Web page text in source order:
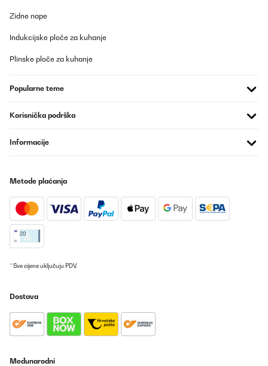
Prevedi
Lieferung und Abwicklung.
Sehr gut
Amazon-Benutzer
Prevedi
genau richtig. Sehr leise, man hört ihn nicht
Amazon-Benutzer
Zidne nape
Indukcijske ploče za kuhanje
Plinske ploče za kuhanje
Popularne teme
Korisnička podrška
Informacije
Metode plaćanja
* Sve cijene uključuju PDV.
Dostava
Međunarodni